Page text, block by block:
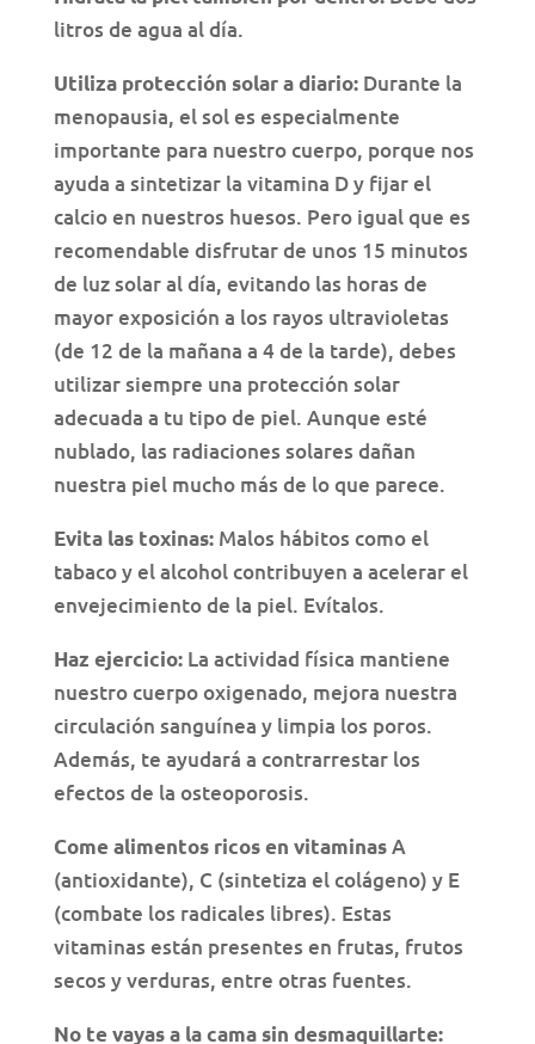
litros de agua al día.
Utiliza protección solar a diario: Durante la
menopausia, el sol es especialmente
importante para nuestro cuerpo, porque nos
ayuda a sintetizar la vitamina D y fijar el
calcio en nuestros huesos. Pero igual que es
recomendable disfrutar de unos 15 minutos
de luz solar al día, evitando las horas de
mayor exposición a los rayos ultravioletas
(de 12 de la mañana a 4 de la tarde), debes
utilizar siempre una protección solar
adecuada a tu tipo de piel. Aunque esté
nublado, las radiaciones solares dañan
nuestra piel mucho más de lo que parece.
Evita las toxinas: Malos hábitos como el
tabaco y el alcohol contribuyen a acelerar el
envejecimiento de la piel. Evítalos.
Haz ejercicio: La actividad física mantiene
nuestro cuerpo oxigenado, mejora nuestra
circulación sanguínea y limpia los poros.
Además, te ayudará a contrarrestar los
efectos de la osteoporosis.
Come alimentos ricos en vitaminasA
(antioxidante), C (sintetiza el colágeno) y E
(combate los radicales libres). Estas
vitaminas están presentes en frutas, frutos
secos y verduras, entre otras fuentes.
No te vayas a la cama sin desmaquillarte: